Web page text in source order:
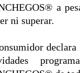
a
ni superar.